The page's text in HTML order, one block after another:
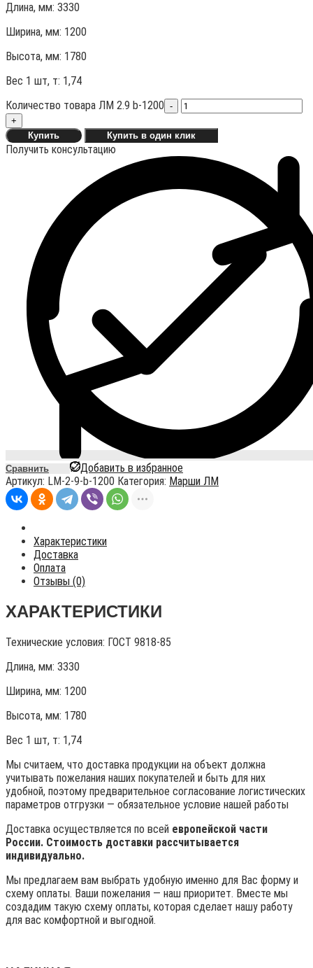
Длина, мм: 3330
Ширина, мм: 1200
Высота, мм: 1780
Вес 1 шт, т: 1,74
Количество товара ЛМ 2.9 b-1200 -
+
Купить
Купить в один клик
Получить консультацию
Сравнить
Добавить в избранное
Артикул: LM-2-9-b-1200 Категория: Марши ЛМ
Характеристики
Доставка
Оплата
Отзывы (0)
ХАРАКТЕРИСТИКИ
Технические условия: ГОСТ 9818-85
Длина, мм: 3330
Ширина, мм: 1200
Высота, мм: 1780
Вес 1 шт, т: 1,74
Мы считаем, что доставка продукции на объект должна
учитывать пожелания наших покупателей и быть для них
удобной, поэтому предварительное согласование логистических
параметров отгрузки — обязательное условие нашей работы
Доставка осуществляется по всей европейской части
России. Стоимость доставки рассчитывается
индивидуально.
Мы предлагаем вам выбрать удобную именно для Вас форму и
схему оплаты. Ваши пожелания — наш приоритет. Вместе мы
создадим такую схему оплаты, которая сделает нашу работу
для вас комфортной и выгодной.